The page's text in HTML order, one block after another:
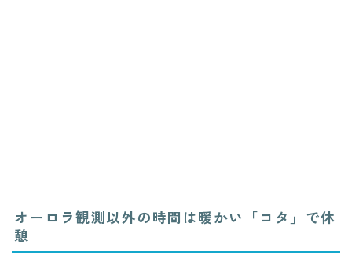
オーロラ観測以外の時間は暖かい「コタ」で休
憩